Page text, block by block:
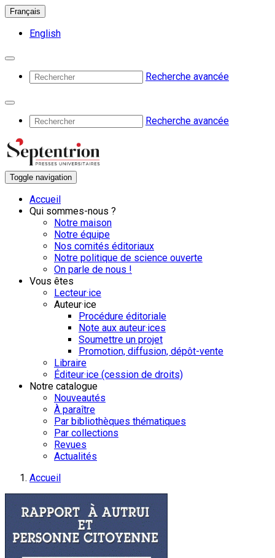
Français
English
Recherche avancée
Recherche avancée
Toggle navigation
Accueil
Qui sommes-nous ?
Notre maison
Notre équipe
Nos comités éditoriaux
Notre politique de science ouverte
On parle de nous !
Vous êtes
Lecteur·ice
Auteur·ice
Procédure éditoriale
Note aux auteur·ices
Soumettre un projet
Promotion, diffusion, dépôt-vente
Libraire
Éditeur·ice (cession de droits)
Notre catalogue
Nouveautés
À paraître
Par bibliothèques thématiques
Par collections
Revues
Actualités
Accueil